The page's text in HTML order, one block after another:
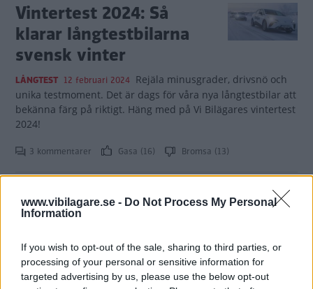
www.vibilagare.se - Do Not Process My Personal
Information
If you wish to opt-out of the sale, sharing to third parties, or
processing of your personal or sensitive information for
targeted advertising by us, please use the below opt-out
Vintertest 2024: Så
klarar långtestbilarna
svensk vinter
LÅNGTEST 12 februari 2024 Rejäla minusgrader, drivsnö och
unika testmoment. Det är dags för våra nya långtestbilar att
bekänna färg på riktigt. Häng med på Vi Bilägares vintertest
2024!
3 kommentarer Gasa (16) Bromsa (13)
Vintertest av Hyundai
i10: Lätt och (ganska)
lagom
LÅNGTEST 12 februari 2024 Sveriges billigaste bil klarar sig på
många sätt bra i vinterväder. Men det finns gränser för vad